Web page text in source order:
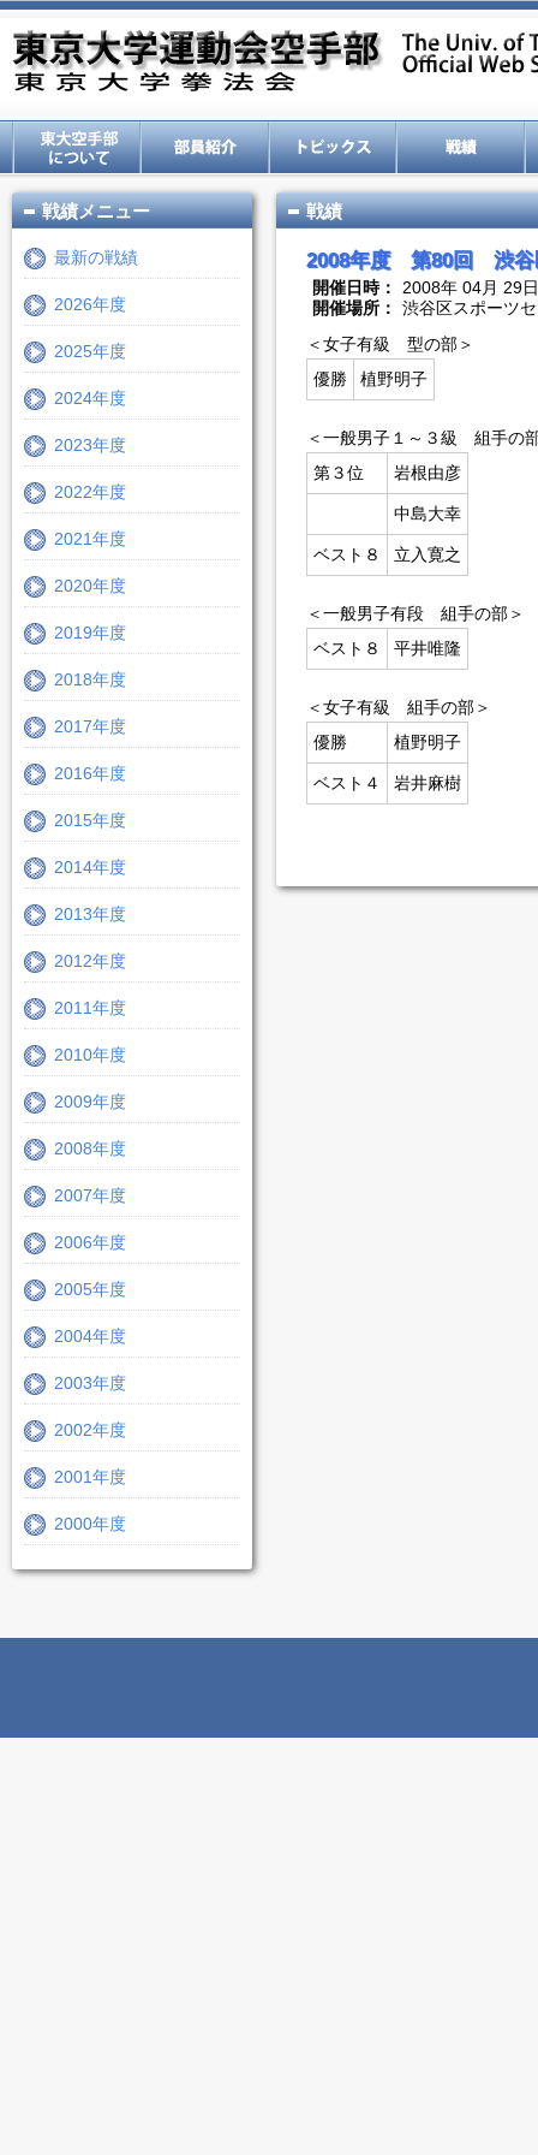
戦績メニュー
最新の戦績
2026年度
2025年度
2024年度
2023年度
2022年度
2021年度
2020年度
2019年度
2018年度
2017年度
2016年度
2015年度
2014年度
2013年度
2012年度
2011年度
2010年度
2009年度
2008年度
2007年度
2006年度
2005年度
2004年度
2003年度
2002年度
2001年度
2000年度
戦績
2008年度 第80回 渋谷
開催日時：
2008年 04月 29日
開催場所：
渋谷区スポーツ
＜女子有級 型の部＞
優勝
植野明子
＜一般男子１～３級 組手の
第３位
岩根由彦
中島大幸
ベスト８ 立入寛之
＜一般男子有段 組手の部＞
ベスト８
平井唯隆
＜女子有級 組手の部＞
優勝
植野明子
ベスト４ 岩井麻樹